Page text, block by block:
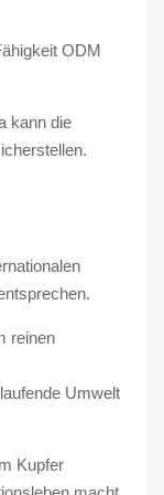
ODM
kann die
reinen
Umwelt
Kupfer